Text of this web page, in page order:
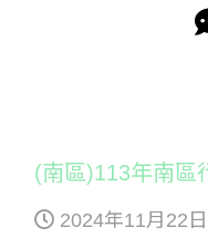
(南區)113年南區
2024年11月22日